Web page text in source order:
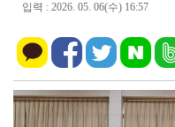
장성군, 평생학습센터 '활
'영암군 가스판매협회', "미
영암군, '혁신공감 특강' 개
입력 : 2026. 05. 06(수) 16:57